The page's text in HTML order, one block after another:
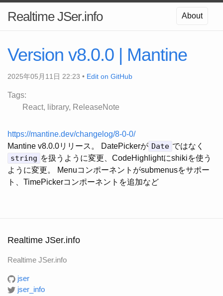
Realtime JSer.info About
Version v8.0.0 | Mantine
2025年05月11日 22:23 • Edit on GitHub
Tags:
React
library ReleaseNote
https://mantine.dev/changelog/8-0-0/
Mantine v8.0.0リリース。 DatePickerが Date ではなく
string を扱うように変更、CodeHighlightにshikiを使う
ように変更。 Menuコンポーネントがsubmenusをサポー
ト、TimePickerコンポーネントを追加など
Realtime JSer.info
Realtime JSer.info
jser
jser_info